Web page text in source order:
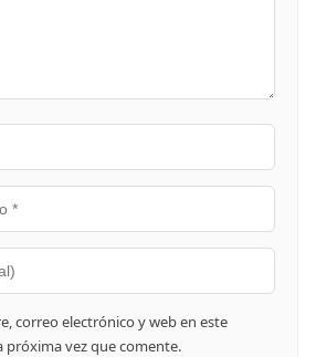
correo electrónico y web en este
próxima vez que comente.